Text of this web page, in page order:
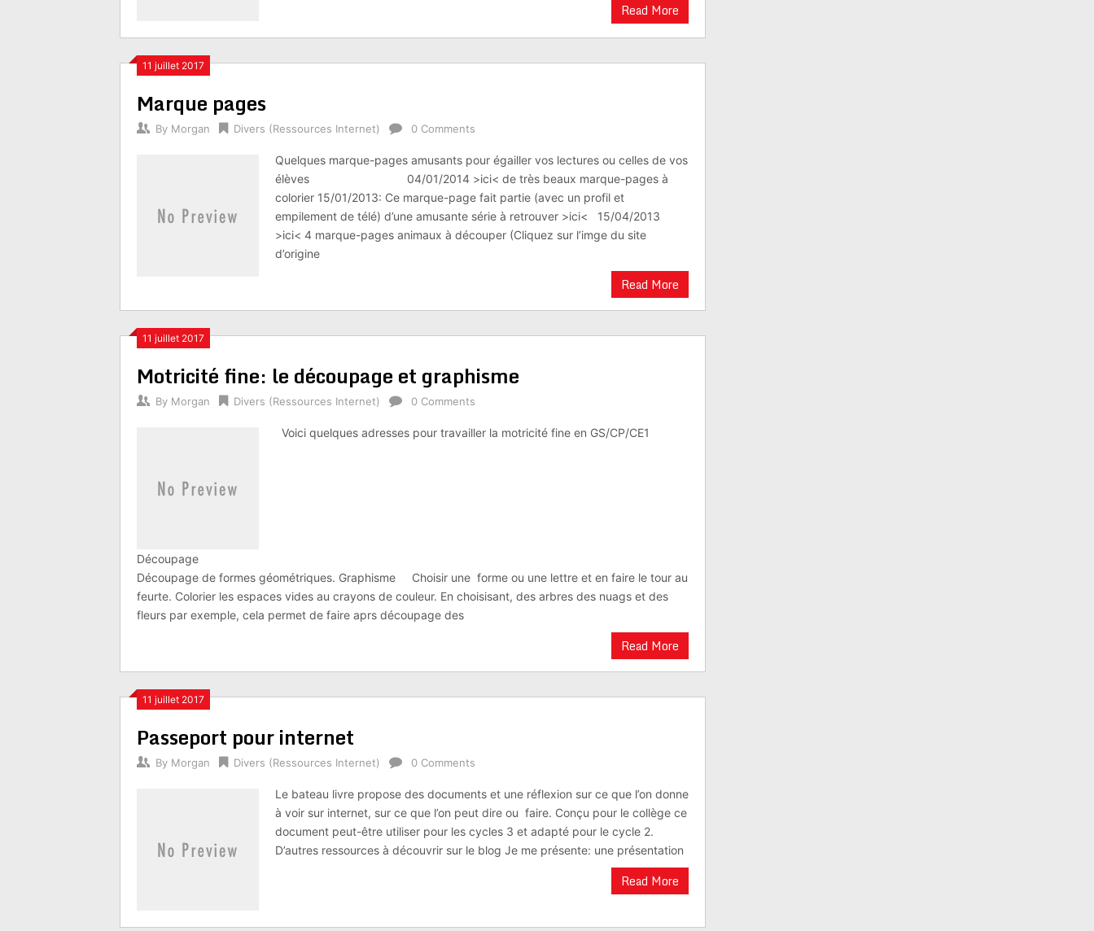
Read More
11 juillet 2017
Marque pages
By Morgan Divers (Ressources Internet) 0 Comments
Quelques marque-pages amusants pour égailler vos lectures ou celles de vos
élèves 04/01/2014 >ici< de très beaux marque-pages à
colorier 15/01/2013: Ce marque-page fait partie (avec un profil et
empilement de télé) d’une amusante série à retrouver >ici< 15/04/2013
>ici< 4 marque-pages animaux à découper (Cliquez sur l’imge du site
d’origine
Read More
11 juillet 2017
Motricité fine: le découpage et graphisme
By Morgan Divers (Ressources Internet) 0 Comments
Voici quelques adresses pour travailler la motricité fine en GS/CP/CE1
Découpage
Découpage de formes géométriques. Graphisme Choisir une forme ou une lettre et en faire le tour au
feurte. Colorier les espaces vides au crayons de couleur. En choisisant, des arbres des nuags et des
fleurs par exemple, cela permet de faire aprs découpage des
Read More
11 juillet 2017
Passeport pour internet
By Morgan Divers (Ressources Internet) 0 Comments
Le bateau livre propose des documents et une réflexion sur ce que l’on donne
à voir sur internet, sur ce que l’on peut dire ou faire. Conçu pour le collège ce
document peut-être utiliser pour les cycles 3 et adapté pour le cycle 2.
D’autres ressources à découvrir sur le blog Je me présente: une présentation
Read More